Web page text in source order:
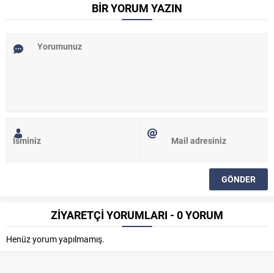
BİR YORUM YAZIN
ZİYARETÇİ YORUMLARI - 0 YORUM
Henüz yorum yapılmamış.